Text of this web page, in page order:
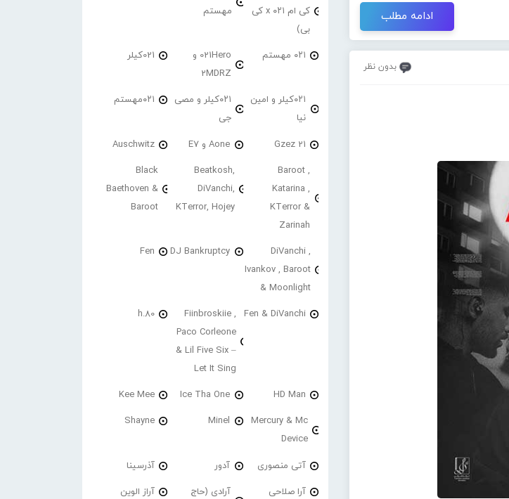
ادامه مطلب
بدون نظر
کی ام ۰۲۱ x کی
بی)
مهستم
۰۲۱ مهستم
021Hero و
2MDRZ
021کیلر
۰۲۱کیلر و امین
نیا
۰۲۱کیلر و مصی
جی
۰۲۱مهستم
21 Gzez Aone و E7 Auschwitz
Baroot ,
Katarina ,
KTerror &
Zarinah
Beatkosh,
DiVanchi,
KTerror, Hojey
Black
Baethoven &
Baroot
DiVanchi ,
Ivankov , Baroot
& Moonlight
DJ Bankruptcy
Fen
Fen & DiVanchi
Fiinbroskiie ,
Paco Corleone
& Lil Five Six –
Let It Sing
h.80
HD Man
Ice Tha One
Kee Mee
Mercury & Mc
Device
Minel
Shayne
آتی منصوری آدور آذرسینا
آرا صلاحی
آرادی (حاج
آراز الوین